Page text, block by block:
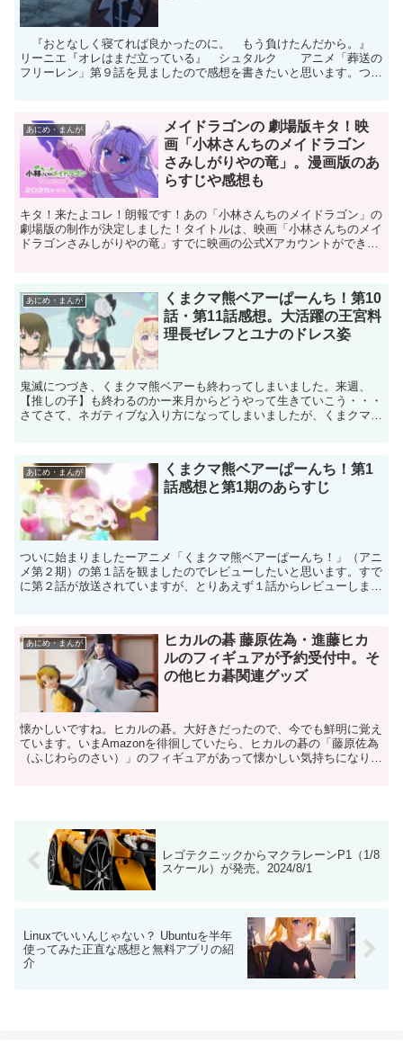
『おとなしく寝てれば良かったのに。 もう負けたんだから。』
リーニエ『オレはまだ立っている』 シュタルク アニメ「葬送の
フリーレン」第９話を見ましたので感想を書きたいと思います。つい
あにめ・まんが
メイドラゴンの 劇場版キタ！映
画「小林さんちのメイドラゴン
さみしがりやの竜」。漫画版のあ
らすじや感想も
キタ！来たよコレ！朗報です！あの「小林さんちのメイドラゴン」の
劇場版の制作が決定しました！タイトルは、映画「小林さんちのメイ
ドラゴンさみしがりやの竜」すでに映画の公式Xアカウントができて
あにめ・まんが
くまクマ熊ベアーぱーんち！第10
話・第11話感想。大活躍の王宮料
理長ゼレフとユナのドレス姿
鬼滅につづき、くまクマ熊ベアーも終わってしまいました。来週、
【推しの子】も終わるのかー来月からどうやって生きていこう・・・
さてさて、ネガティブな入り方になってしまいましたが、くまクマ熊
あにめ・まんが
くまクマ熊ベアーぱーんち！第1
話感想と第1期のあらすじ
ついに始まりましたーアニメ「くまクマ熊ベアーぱーんち！」（アニ
メ第２期）の第１話を観ましたのでレビューしたいと思います。すで
に第２話が放送されていますが、とりあえず１話からレビューします
あにめ・まんが
ヒカルの碁 藤原佐為・進藤ヒカ
ルのフィギュアが予約受付中。そ
の他ヒカ碁関連グッズ
懐かしいですね。ヒカルの碁。大好きだったので、今でも鮮明に覚え
ています。いまAmazonを徘徊していたら、ヒカルの碁の「藤原佐為
（ふじわらのさい）」のフィギュアがあって懐かしい気持ちになりま
レゴテクニックからマクラレーンP1（1/8
スケール）が発売。2024/8/1
Linuxでいいんじゃない？ Ubuntuを半年
使ってみた正直な感想と無料アプリの紹
介